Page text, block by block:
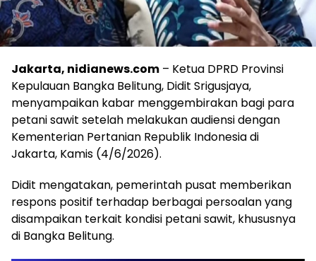
Jakarta, nidianews.com – Ketua DPRD Provinsi
Kepulauan Bangka Belitung, Didit Srigusjaya,
menyampaikan kabar menggembirakan bagi para
petani sawit setelah melakukan audiensi dengan
Kementerian Pertanian Republik Indonesia di
Jakarta, Kamis (4/6/2026).
Didit mengatakan, pemerintah pusat memberikan
respons positif terhadap berbagai persoalan yang
disampaikan terkait kondisi petani sawit, khususnya
di Bangka Belitung.